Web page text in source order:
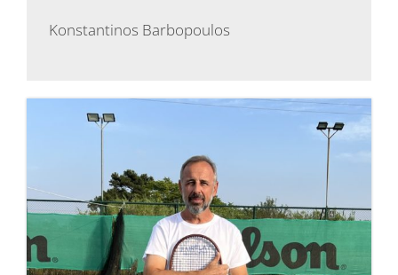
Konstantinos Barbopoulos
CV